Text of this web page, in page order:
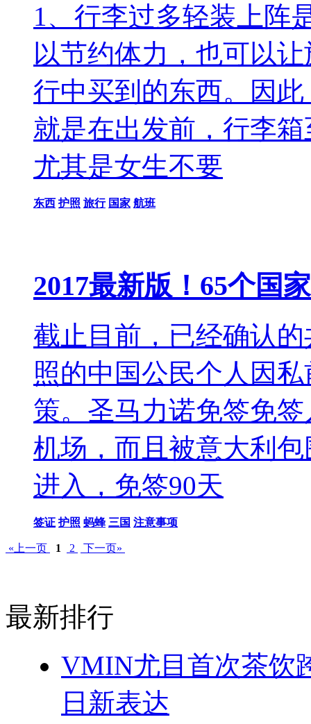
1、行李过多轻装上阵
以节约体力，也可以
行中买到的东西。因
就是在出发前，行李
尤其是女生不要
东西 护照 旅行 国家 航班
2017最新版！65个国
截止目前，已经确认
照的中国公民个人因
策。圣马力诺免签免
机场，而且被意大利
进入，免签90天
签证 护照 蚂蜂 三国 注意事项
«上一页 1 2 下一页»
最新排行
VMIN尤目首次茶饮
日新表达